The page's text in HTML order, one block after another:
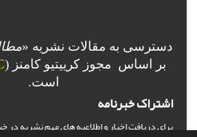
دسترسی به مقالات نشریه «
بر اساس مجوز کرییتیو کامنز (
است.
اشتراک خبرنامه
برای دریافت اخبار و اطلاعیه های مهم نشریه